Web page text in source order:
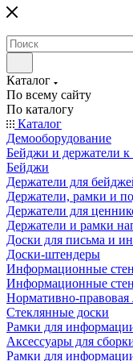
Каталог
По всему сайту
По каталогу
Каталог
Демооборудование
Бейджи и держатели
Бейджи
Держатели для
Держатели, рамки и
Держатели для
Держатели и рамки
Доски для письма и
Доски-штендеры
Информационные
Информационные
Нормативно-правовая
Стеклянные доски
Рамки для
Аксессуары для
Рамки для